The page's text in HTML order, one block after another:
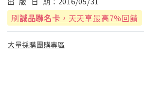
刷誠品聯名卡 ，天天享最高7%回饋
大量採購團購專區